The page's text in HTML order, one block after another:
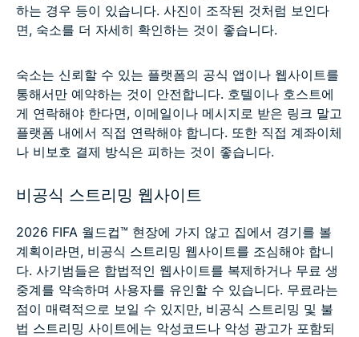
하는 경우 등이 있습니다. 사진이 조작된 것처럼 보인다
면, 숙소를 더 자세히 확인하는 것이 좋습니다.
숙소는 신뢰할 수 있는 플랫폼의 공식 앱이나 웹사이트를
통해서만 예약하는 것이 안전합니다. 호텔이나 호스트에
게 연락해야 한다면, 이메일이나 메시지로 받은 링크 말고
플랫폼 내에서 직접 연락해야 합니다. 또한 직접 계좌이체
나 비보호 결제 방식은 피하는 것이 좋습니다.
비공식 스트리밍 웹사이트
2026 FIFA 월드컵™ 현장에 가지 않고 집에서 경기를 볼
계획이라면, 비공식 스트리밍 웹사이트를 조심해야 합니
다. 사기범들은 합법적인 웹사이트를 복제하거나 무료 생
중계를 약속하며 사용자를 유인할 수 있습니다. 무료라는
점이 매력적으로 보일 수 있지만, 비공식 스트리밍 및 불
법 스트리밍 사이트에는 악성코드나 악성 광고가 포함되